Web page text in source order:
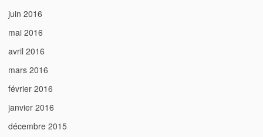
juin 2016
mai 2016
avril 2016
mars 2016
février 2016
janvier 2016
décembre 2015